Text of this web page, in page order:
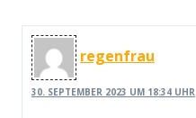
regenfrau
30. SEPTEMBER 2023 UM 18:34 UHR